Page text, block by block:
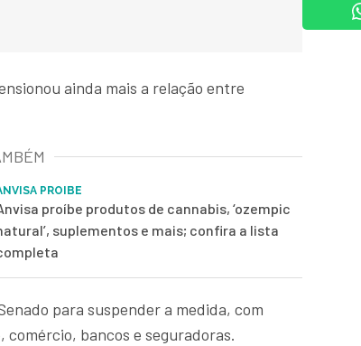
ainda mais a relação entre
PROIBE
proíbe produtos de cannabis, ‘ozempic
suplementos e mais; confira a lista
para suspender a medida, com
bancos e seguradoras.